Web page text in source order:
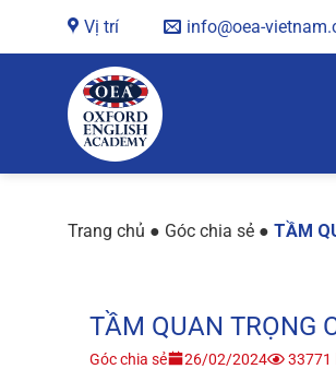
Vị trí info@oea-
Trang chủ ● Góc chia sẻ ● TẦM
TẦM QUAN TRỌNG
Góc chia sẻ 26/02/2024 33771